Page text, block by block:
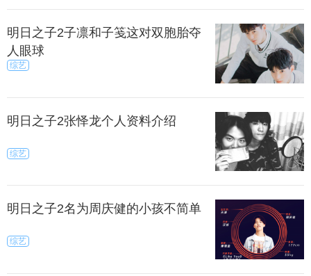
明日之子2子凛和子笺这对双胞胎夺
人眼球
综艺
明日之子2张怿龙个人资料介绍
综艺
明日之子2名为周庆健的小孩不简单
综艺